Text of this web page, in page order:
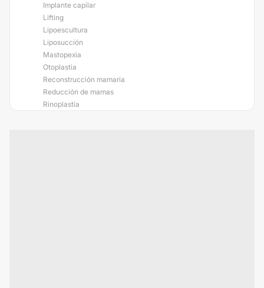
Implante capilar
Lifting
Lipoescultura
Liposucción
Mastopexia
Otoplastia
Reconstrucción mamaria
Reducción de mamas
Rinoplastia